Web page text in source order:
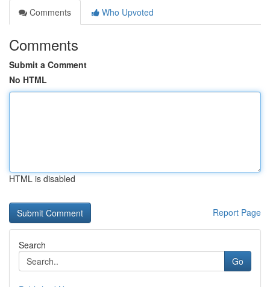
Comments
Who Upvoted
Comments
Submit a Comment
No HTML
HTML is disabled
Report Page
Search
Go